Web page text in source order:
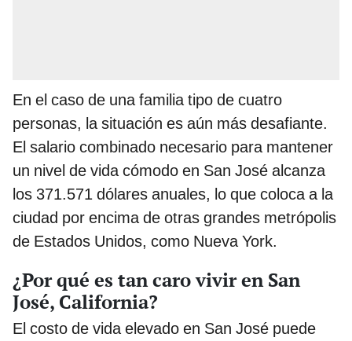
En el caso de una familia tipo de cuatro
personas, la situación es aún más desafiante.
El salario combinado necesario para mantener
un nivel de vida cómodo en San José alcanza
los 371.571 dólares anuales, lo que coloca a la
ciudad por encima de otras grandes metrópolis
de Estados Unidos, como Nueva York.
¿Por qué es tan caro vivir en San
José, California?
El costo de vida elevado en San José puede